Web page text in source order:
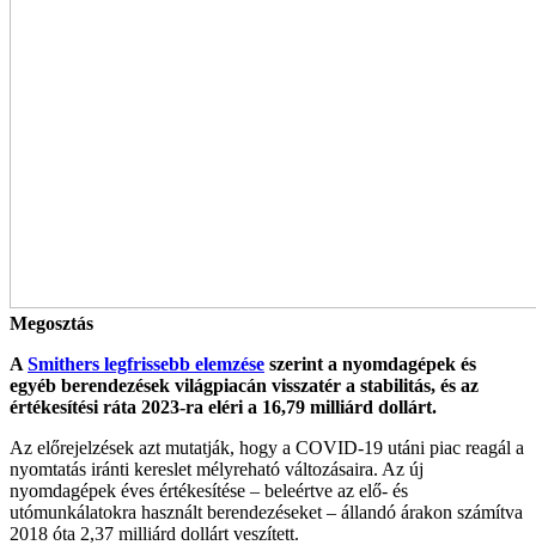
Megosztás
A Smithers legfrissebb elemzése szerint a nyomdagépek és
egyéb berendezések világpiacán visszatér a stabilitás, és az
értékesítési ráta 2023-ra eléri a 16,79 milliárd dollárt.
Az előrejelzések azt mutatják, hogy a COVID-19 utáni piac reagál a
nyomtatás iránti kereslet mélyreható változásaira. Az új
nyomdagépek éves értékesítése – beleértve az elő- és
utómunkálatokra használt berendezéseket – állandó árakon számítva
2018 óta 2,37 milliárd dollárt veszített.